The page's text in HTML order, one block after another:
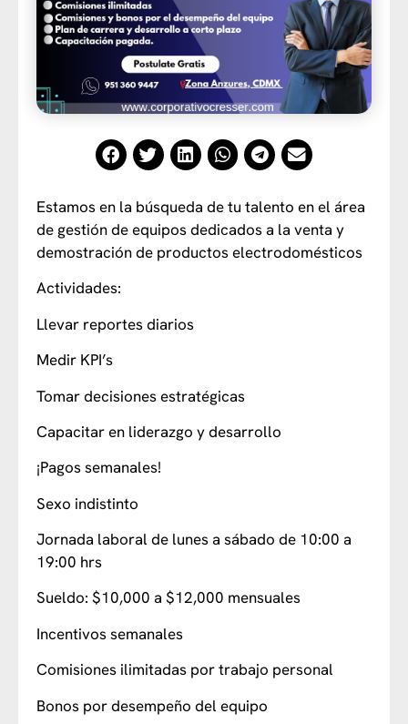
Estamos en la búsqueda de tu talento en el área
de gestión de equipos dedicados a la venta y
demostración de productos electrodomésticos
Actividades:
Llevar reportes diarios
Medir KPI’s
Tomar decisiones estratégicas
Capacitar en liderazgo y desarrollo
¡Pagos semanales!
Sexo indistinto
Jornada laboral de lunes a sábado de 10:00 a
19:00 hrs
Sueldo: $10,000 a $12,000 mensuales
Incentivos semanales
Comisiones ilimitadas por trabajo personal
Bonos por desempeño del equipo